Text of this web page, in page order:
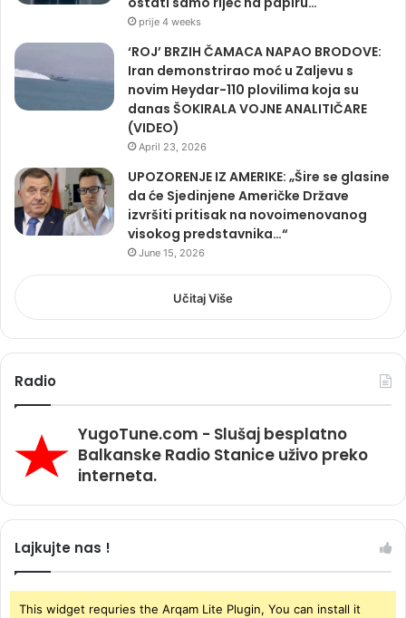
prije 4 weeks
‘ROJ’ BRZIH ČAMACA NAPAO BRODOVE:
Iran demonstrirao moć u Zaljevu s
novim Heydar-110 plovilima koja su
danas ŠOKIRALA VOJNE ANALITIČARE
(VIDEO)
April 23, 2026
UPOZORENJE IZ AMERIKE: „Šire se glasine
da će Sjedinjene Američke Države
izvršiti pritisak na novoimenovanog
visokog predstavnika…“
June 15, 2026
Učitaj Više
Radio
YugoTune.com - Slušaj besplatno
Balkanske Radio Stanice uživo preko
interneta.
Lajkujte nas !
This widget requries the Arqam Lite Plugin, You can install it